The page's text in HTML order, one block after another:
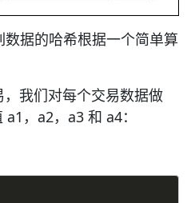
据的哈希根据一个简单算
我们对每个交易数据做
，a2，a3 和 a4：